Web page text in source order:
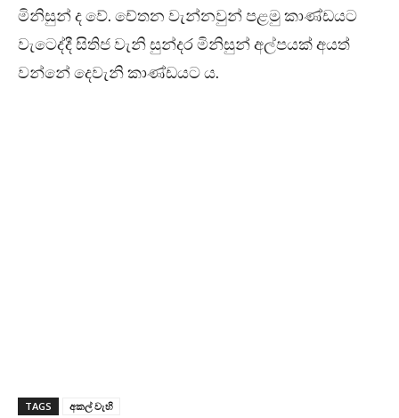
මිනිසුන් ද වේ. චේතන වැන්නවුන් පළමු කාණ්ඩයට
වැටෙද්දී සිතිජ වැනි සුන්දර මිනිසුන් අල්පයක් අයත්
වන්නේ දෙවැනි කාණ්ඩයට ය.
TAGS අකල් වැහි